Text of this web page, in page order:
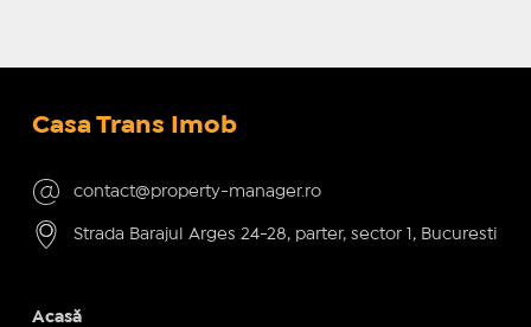
Casa Trans Imob
contact@property-manager.ro
Strada Barajul Arges 24-28, parter, sector 1, Bucuresti
Acasă